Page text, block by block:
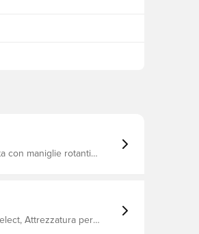
con maniglie rotanti
Attrezzatura per